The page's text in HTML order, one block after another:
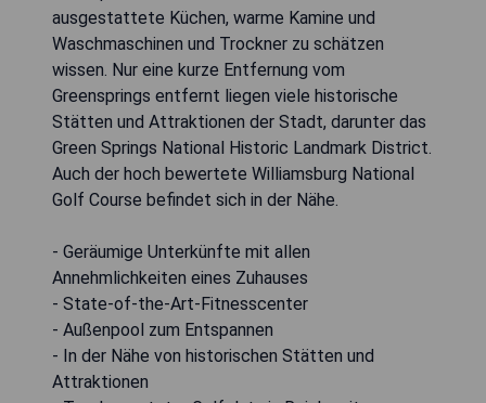
ausgestattete Küchen, warme Kamine und
Waschmaschinen und Trockner zu schätzen
wissen. Nur eine kurze Entfernung vom
Greensprings entfernt liegen viele historische
Stätten und Attraktionen der Stadt, darunter das
Green Springs National Historic Landmark District.
Auch der hoch bewertete Williamsburg National
Golf Course befindet sich in der Nähe.
- Geräumige Unterkünfte mit allen
Annehmlichkeiten eines Zuhauses
- State-of-the-Art-Fitnesscenter
- Außenpool zum Entspannen
- In der Nähe von historischen Stätten und
Attraktionen